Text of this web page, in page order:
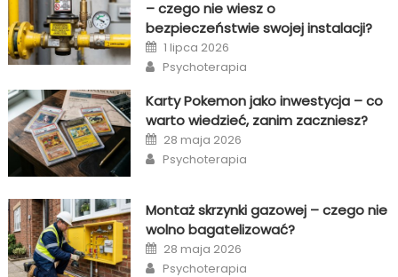
– czego nie wiesz o
bezpieczeństwie swojej instalacji?
Posted
on
1 lipca 2026
Author
Psychoterapia
Karty Pokemon jako inwestycja – co
warto wiedzieć, zanim zaczniesz?
Posted
on
28 maja 2026
Author
Psychoterapia
Montaż skrzynki gazowej – czego nie
wolno bagatelizować?
Posted
on
28 maja 2026
Author
Psychoterapia